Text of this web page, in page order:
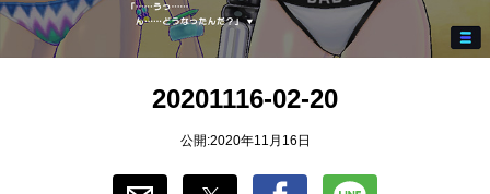
ノベル
おすすめ
20201116-02-20
公開:2020年11月16日